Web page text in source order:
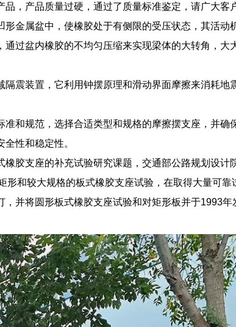
，产品质量过硬，通过了质量标准鉴定，请广大客
金属盆中，使橡胶处于有侧限的受压状态，其活动
过盆内橡胶的不均匀压缩来实现梁体的大转角，大
震装置，它利用钟摆原理和滑动界面摩擦来消耗地
和规范，选择合适类型和规格的摩擦摆支座，并确
性和稳定性。
胶支座的补充试验研究课题，交通部公路规划设计
和较大规格的板式橡胶支座试验，在取得大量可靠
并将圆形板式橡胶支座试验和对矩形板并于1993年